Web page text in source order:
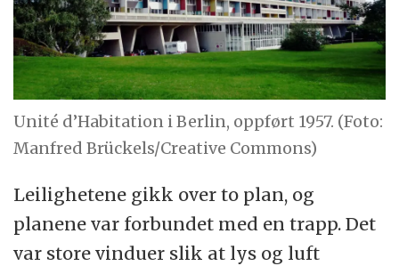
Unité d’Habitation i Berlin, oppført 1957. (Foto:
Manfred Brückels/Creative Commons)
Leilighetene gikk over to plan, og
planene var forbundet med en trapp. Det
var store vinduer slik at lys og luft